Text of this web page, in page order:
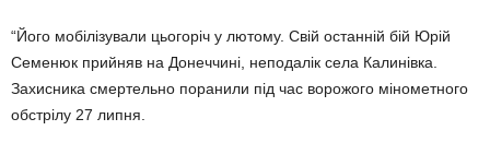
“Його мобілізували цьогоріч у лютому. Свій останній бій Юрій
Семенюк прийняв на Донеччині, неподалік села Калинівка.
Захисника смертельно поранили під час ворожого мінометного
обстрілу 27 липня.